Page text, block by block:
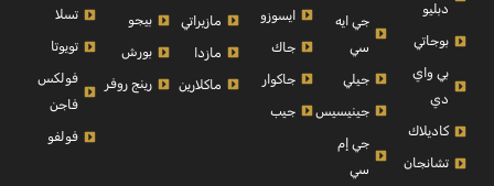
دبليو
بوجاتي
بي واي
دي
كاديلاك
تشانجان
جي ايه
سي
جيلي
جينيسيس
جي إم
سي
ايسوزو
جاك
جاكوار
جيب
مازيراتي
مازدا
ماكلارين
بيجو
بورش
رينج روفر
تسلا
تويوتا
فولكس
فاجن
فولفو